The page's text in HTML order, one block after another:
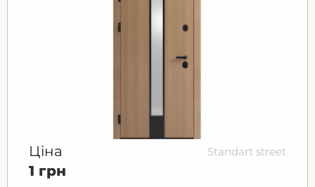
Ціна Standart street
1 грн